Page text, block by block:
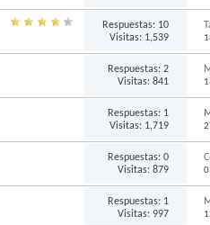
Respuestas: 10
Visitas: 1,539
Respuestas: 2
Visitas: 841
Respuestas: 1
Visitas: 1,719
Respuestas: 0
Visitas: 879
Respuestas: 1
Visitas: 997